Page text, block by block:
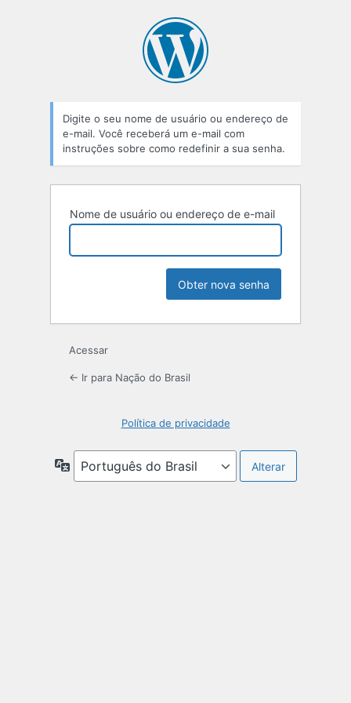
Digite o seu nome de usuário ou endereço de
e-mail. Você receberá um e-mail com
instruções sobre como redefinir a sua senha.
Nome de usuário ou endereço de e-mail
Acessar
← Ir para Nação do Brasil
Política de privacidade
Idioma